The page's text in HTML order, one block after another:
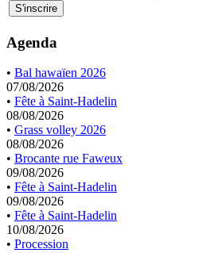
Agenda
• Bal hawaïen 2026
07/08/2026
• Fête à Saint-Hadelin
08/08/2026
• Grass volley 2026
08/08/2026
• Brocante rue Faweux
09/08/2026
• Fête à Saint-Hadelin
09/08/2026
• Fête à Saint-Hadelin
10/08/2026
• Procession